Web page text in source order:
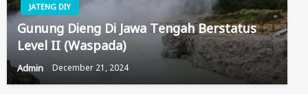
JATENG DIY
Gunung Dieng Di Jawa Tengah Berstatus
Level II (Waspada)
Admin December 21, 2024